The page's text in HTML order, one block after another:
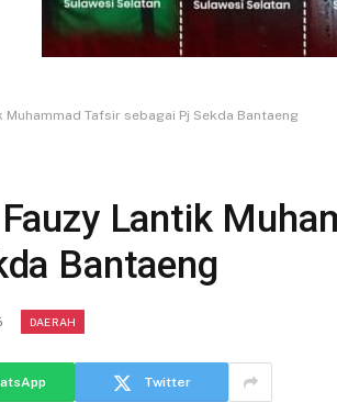
Muhammad Tafsir sebagai Pj Sekda Bantaeng
Lantik
Bantaeng
DAERAH
Twitter